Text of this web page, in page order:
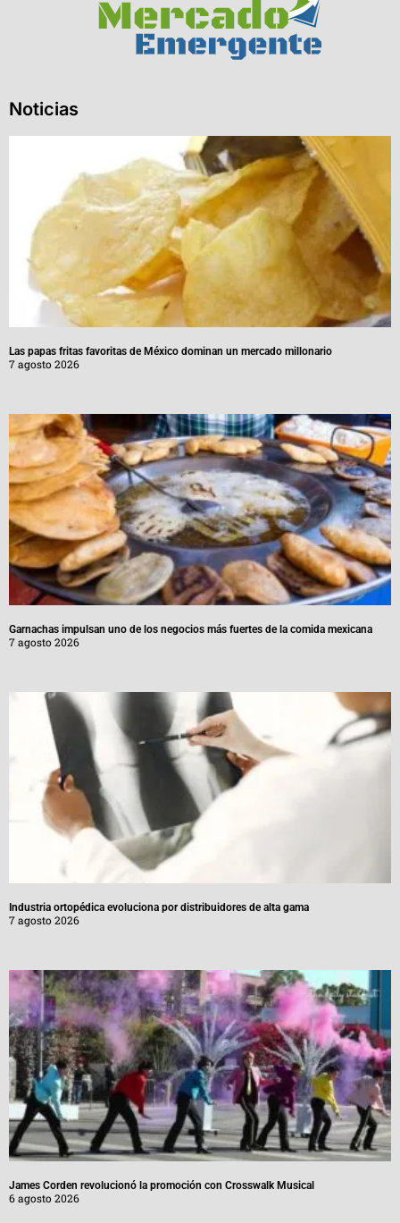
Noticias
Las papas fritas favoritas de México dominan un mercado millonario
7 agosto 2026
Garnachas impulsan uno de los negocios más fuertes de la comida mexicana
7 agosto 2026
Industria ortopédica evoluciona por distribuidores de alta gama
7 agosto 2026
James Corden revolucionó la promoción con Crosswalk Musical
6 agosto 2026